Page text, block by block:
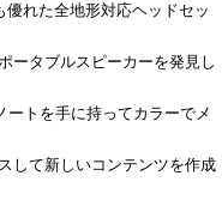
れた全地形対応ヘッドセッ
ータブルスピーカーを発見し
ートを手に持ってカラーでメ
して新しいコンテンツを作成